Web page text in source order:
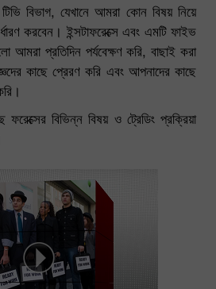
বিভাগ, যেখানে আমরা কোন বিষয় নিয়ে
করবেন। ইন্সটাফরেক্সে এবং এমটি ফাইভ
আমরা প্রতিদিন পর্যবেক্ষণ করি, বাছাই করা
কাছে প্রেরণ করি এবং আপনাদের কাছে
বিভিন্ন বিষয় ও ট্রেডিং প্রক্রিয়া